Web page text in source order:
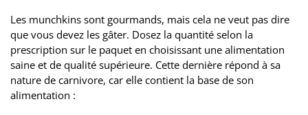
Les munchkins sont gourmands, mais cela ne veut pas dire
que vous devez les gâter. Dosez la quantité selon la
prescription sur le paquet en choisissant une alimentation
saine et de qualité supérieure. Cette dernière répond à sa
nature de carnivore, car elle contient la base de son
alimentation :